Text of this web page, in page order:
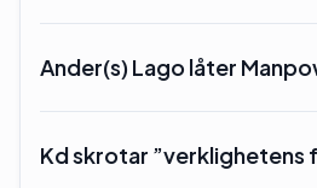
Ander(s) Lago låter
Kd skrotar ”verklighetens